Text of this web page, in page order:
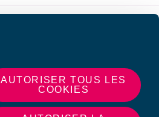
AUTORISER TOUS LES
COOKIES